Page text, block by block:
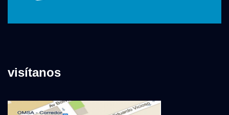
visítanos